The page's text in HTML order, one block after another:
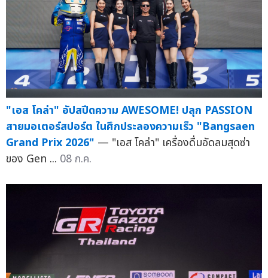
"เอส โคล่า" อัปสปีดความ AWESOME! ปลุก PASSION
สายมอเตอร์สปอร์ต ในศึกประลองความเร็ว "Bangsaen
Grand Prix 2026" — "เอส โคล่า" เครื่องดื่มอัดลมสุดซ่า
ของ Gen ... 08 ก.ค.